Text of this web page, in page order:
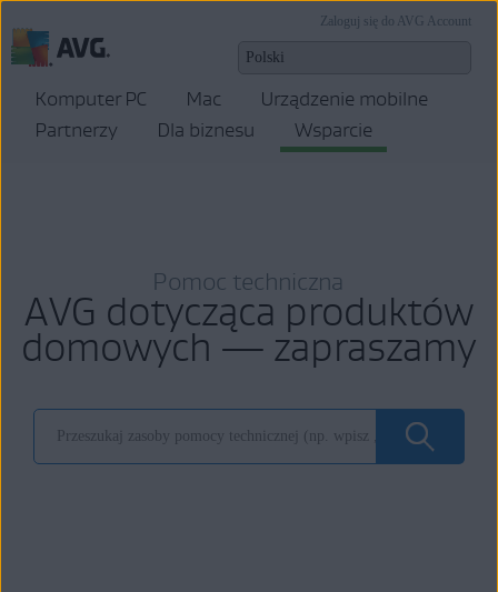
Zaloguj się do AVG Account
Komputer PC Mac
Urządzenie mobilne
Partnerzy
Dla biznesu Wsparcie
Pomoc techniczna
AVG dotycząca produktów
domowych — zapraszamy